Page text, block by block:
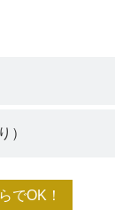
でOK！